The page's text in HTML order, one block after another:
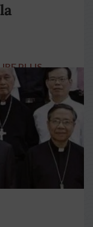
PLUS →